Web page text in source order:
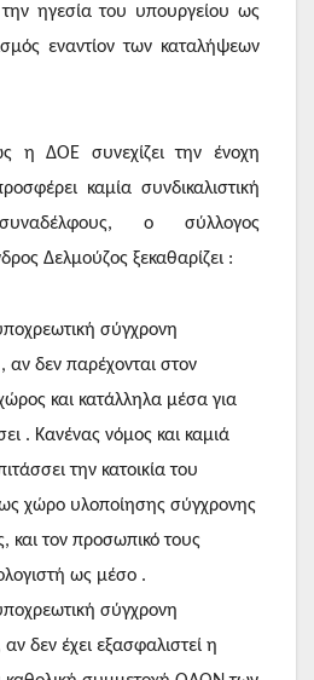
την ηγεσία του υπουργείου ως
εναντίον των καταλήψεων
η ΔΟΕ συνεχίζει την ένοχη
καμία συνδικαλιστική
ο σύλλογος
Δελμούζος ξεκαθαρίζει :
σύγχρονη
αν δεν παρέχονται στον
και κατάλληλα μέσα για
. Κανένας νόμος και καμιά
την κατοικία του
ως χώρο υλοποίησης σύγχρονης
και τον προσωπικό τους
ως μέσο .
σύγχρονη
δεν έχει εξασφαλιστεί η